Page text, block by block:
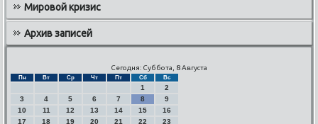
Мировой кризис
Архив записей
Сегодня: Суббота, 8 Августа
Пн Вт Ср Чт Пт Сб Вс
1
2
3
4 5 6 7 8
9
10
11 12 13 14 15
16
17
18 19 20 21 22
23